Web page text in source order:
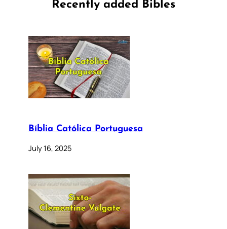
Recently added Bibles
Bíblia Católica Portuguesa
July 16, 2025